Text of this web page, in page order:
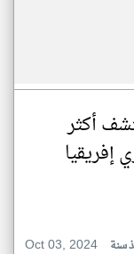
أكثر
Oct 03, 2024
سنة